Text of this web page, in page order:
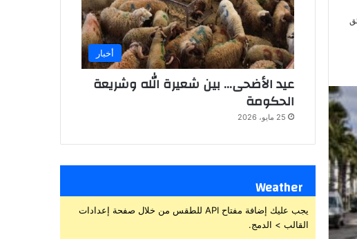
أخبار
عيد الأضحى… بين شعيرة الله وشريعة
الحكومة
25 مايو، 2026
Weather
يجب عليك إضافة مفتاح API للطقس من خلال صفحة إعدادات
القالب > الدمج.